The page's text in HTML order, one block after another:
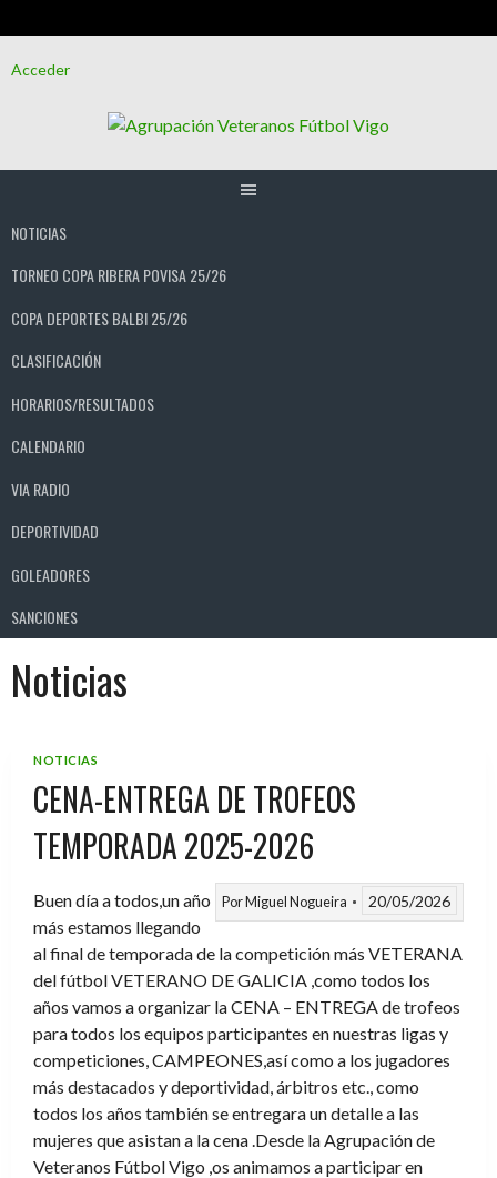
alAcceder
NOTICIAS
TORNEO COPA RIBERA POVISA 25/26
COPA DEPORTES BALBI 25/26
CLASIFICACIÓN
HORARIOS/RESULTADOS
CALENDARIO
VIA RADIO
DEPORTIVIDAD
GOLEADORES
SANCIONES
Noticias
NOTICIAS
CENA-ENTREGA DE TROFEOS
TEMPORADA 2025-2026
PorMiguel Nogueira 20/05/2026
Buen día a todos,un año
más estamos llegando
al final de temporada de la competición más VETERANA
del fútbol VETERANO DE GALICIA ,como todos los
años vamos a organizar la CENA – ENTREGA de trofeos
para todos los equipos participantes en nuestras ligas y
competiciones, CAMPEONES,así como a los jugadores
más destacados y deportividad, árbitros etc., como
todos los años también se entregara un detalle a las
mujeres que asistan a la cena .Desde la Agrupación de
Veteranos Fútbol Vigo ,os animamos a participar en